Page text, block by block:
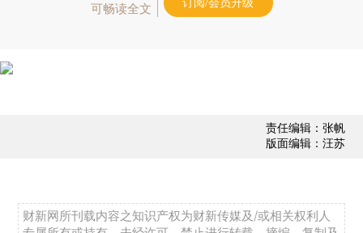
可畅读全文
订阅/会员升级
责任编辑：张帆
版面编辑：汪苏
财新网所刊载内容之知识产权为财新传媒及/或相关权利人